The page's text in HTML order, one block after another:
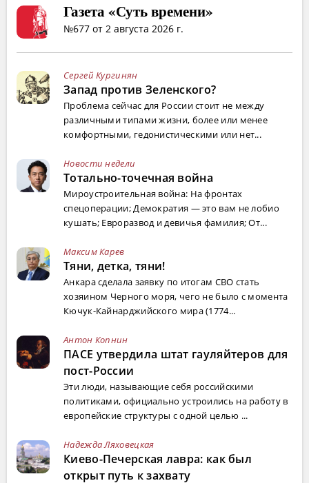
Газета «Суть времени»
№677 от 2 августа 2026 г.
Сергей Кургинян
Запад против Зеленского?
Проблема сейчас для России стоит не между
различными типами жизни, более или менее
комфортными, гедонистическими или нет...
Новости недели
Тотально-точечная война
Мироустроительная война: На фронтах
спецоперации; Демократия — это вам не лобио
кушать; Евроразвод и девичья фамилия; От...
Максим Карев
Тяни, детка, тяни!
Анкара сделала заявку по итогам СВО стать
хозяином Черного моря, чего не было с момента
Кючук-Кайнарджийского мира (1774...
Антон Копнин
ПАСЕ утвердила штат гауляйтеров для
пост-России
Эти люди, называющие себя российскими
политиками, официально устроились на работу в
европейские структуры с одной целью ...
Надежда Ляховецкая
Киево-Печерская лавра: как был
открыт путь к захвату